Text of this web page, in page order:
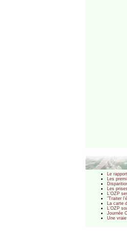
Le
Les
Les
L’OZP
"Traiter
La carte
L’OZP
Journée
Une